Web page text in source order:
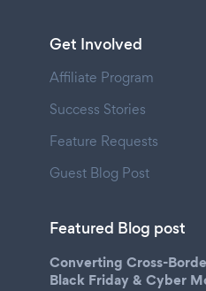
Get Involved
Affiliate Program
Success Stories
Feature Requests
Guest Blog Post
Featured Blog post
Converting Cross-
Black Friday & Cyber